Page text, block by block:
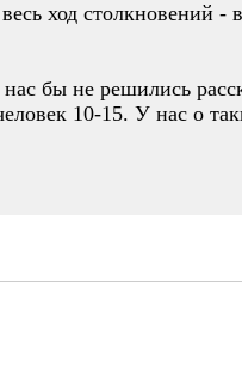
ход столкновений -
бы не решились
10-15. У нас о